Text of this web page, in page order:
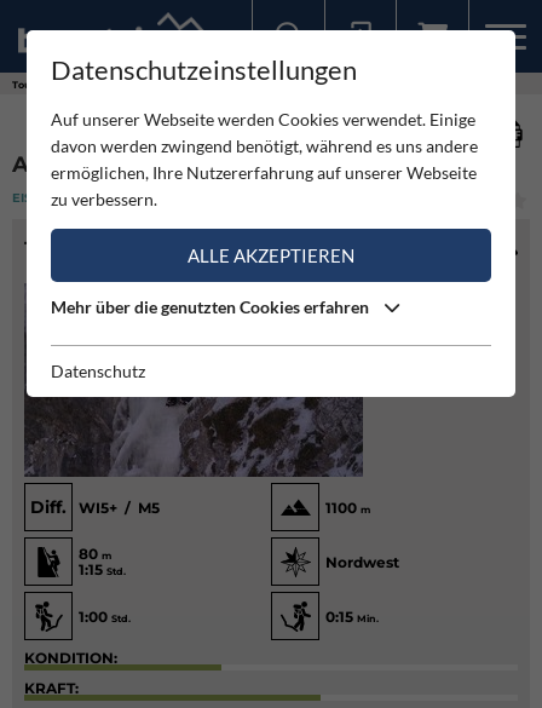
Touren
A-VITAMIN - ALTENBERG
EISKLETTERN MITTEL
TOURENINFO
Diff. WI5+ / M5 1100 m
80 m
1:15 Std.
Nordwest
1:00 Std. 0:15 Min.
KONDITION:
KRAFT:
Datenschutzeinstellungen
Auf unserer Webseite werden Cookies verwendet. Einige
davon werden zwingend benötigt, während es uns andere
ermöglichen, Ihre Nutzererfahrung auf unserer Webseite
zu verbessern.
ALLE AKZEPTIEREN
Mehr über die genutzten Cookies erfahren
Datenschutz